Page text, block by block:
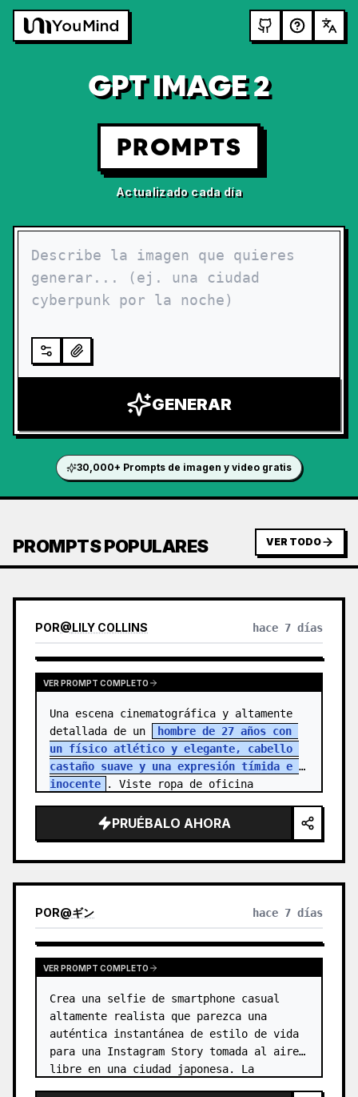
GPT IMAGE 2
PROMPTS
Actualizado cada día
GENERAR
30,000+ Prompts de imagen y video gratis
PROMPTS POPULARES VER TODO
POR@LILY COLLINS hace 7 días
VER PROMPT COMPLETO
Una escena cinematográfica y altamente
detallada de un
hombre de 27 años con
un físico atlético y elegante, cabello
castaño suave y una expresión tímida e
inocente
. Viste ropa de oficina
PRUÉBALO AHORA
POR@ギン hace 7 días
VER PROMPT COMPLETO
Crea una selfie de smartphone casual
altamente realista que parezca una
auténtica instantánea de estilo de vida
para una Instagram Story tomada al aire
libre en una ciudad japonesa. La